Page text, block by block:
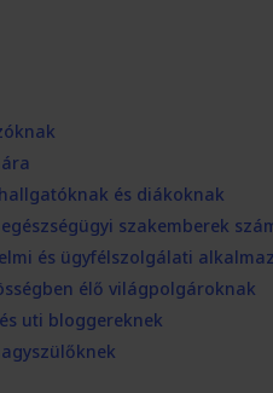
és diákoknak
szakemberek
és ügyfélszolgálati
élő világpolgároknak
uti bloggereknek